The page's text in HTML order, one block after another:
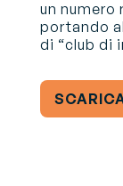
un
portando
di “club di